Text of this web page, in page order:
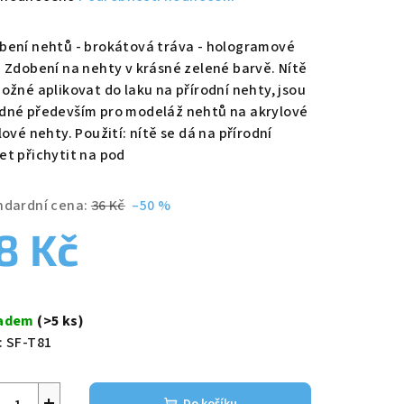
nehtů - brokátová tráva - hologramové
na nehty v krásné zelené barvě. Nítě
aplikovat do laku na přírodní nehty, jsou
především pro modeláž nehtů na akrylové
nehty. Použití: nítě se dá na přírodní
přichytit na pod
cena: 36 Kč –50 %
Kč
(>5 ks)
SF-T81